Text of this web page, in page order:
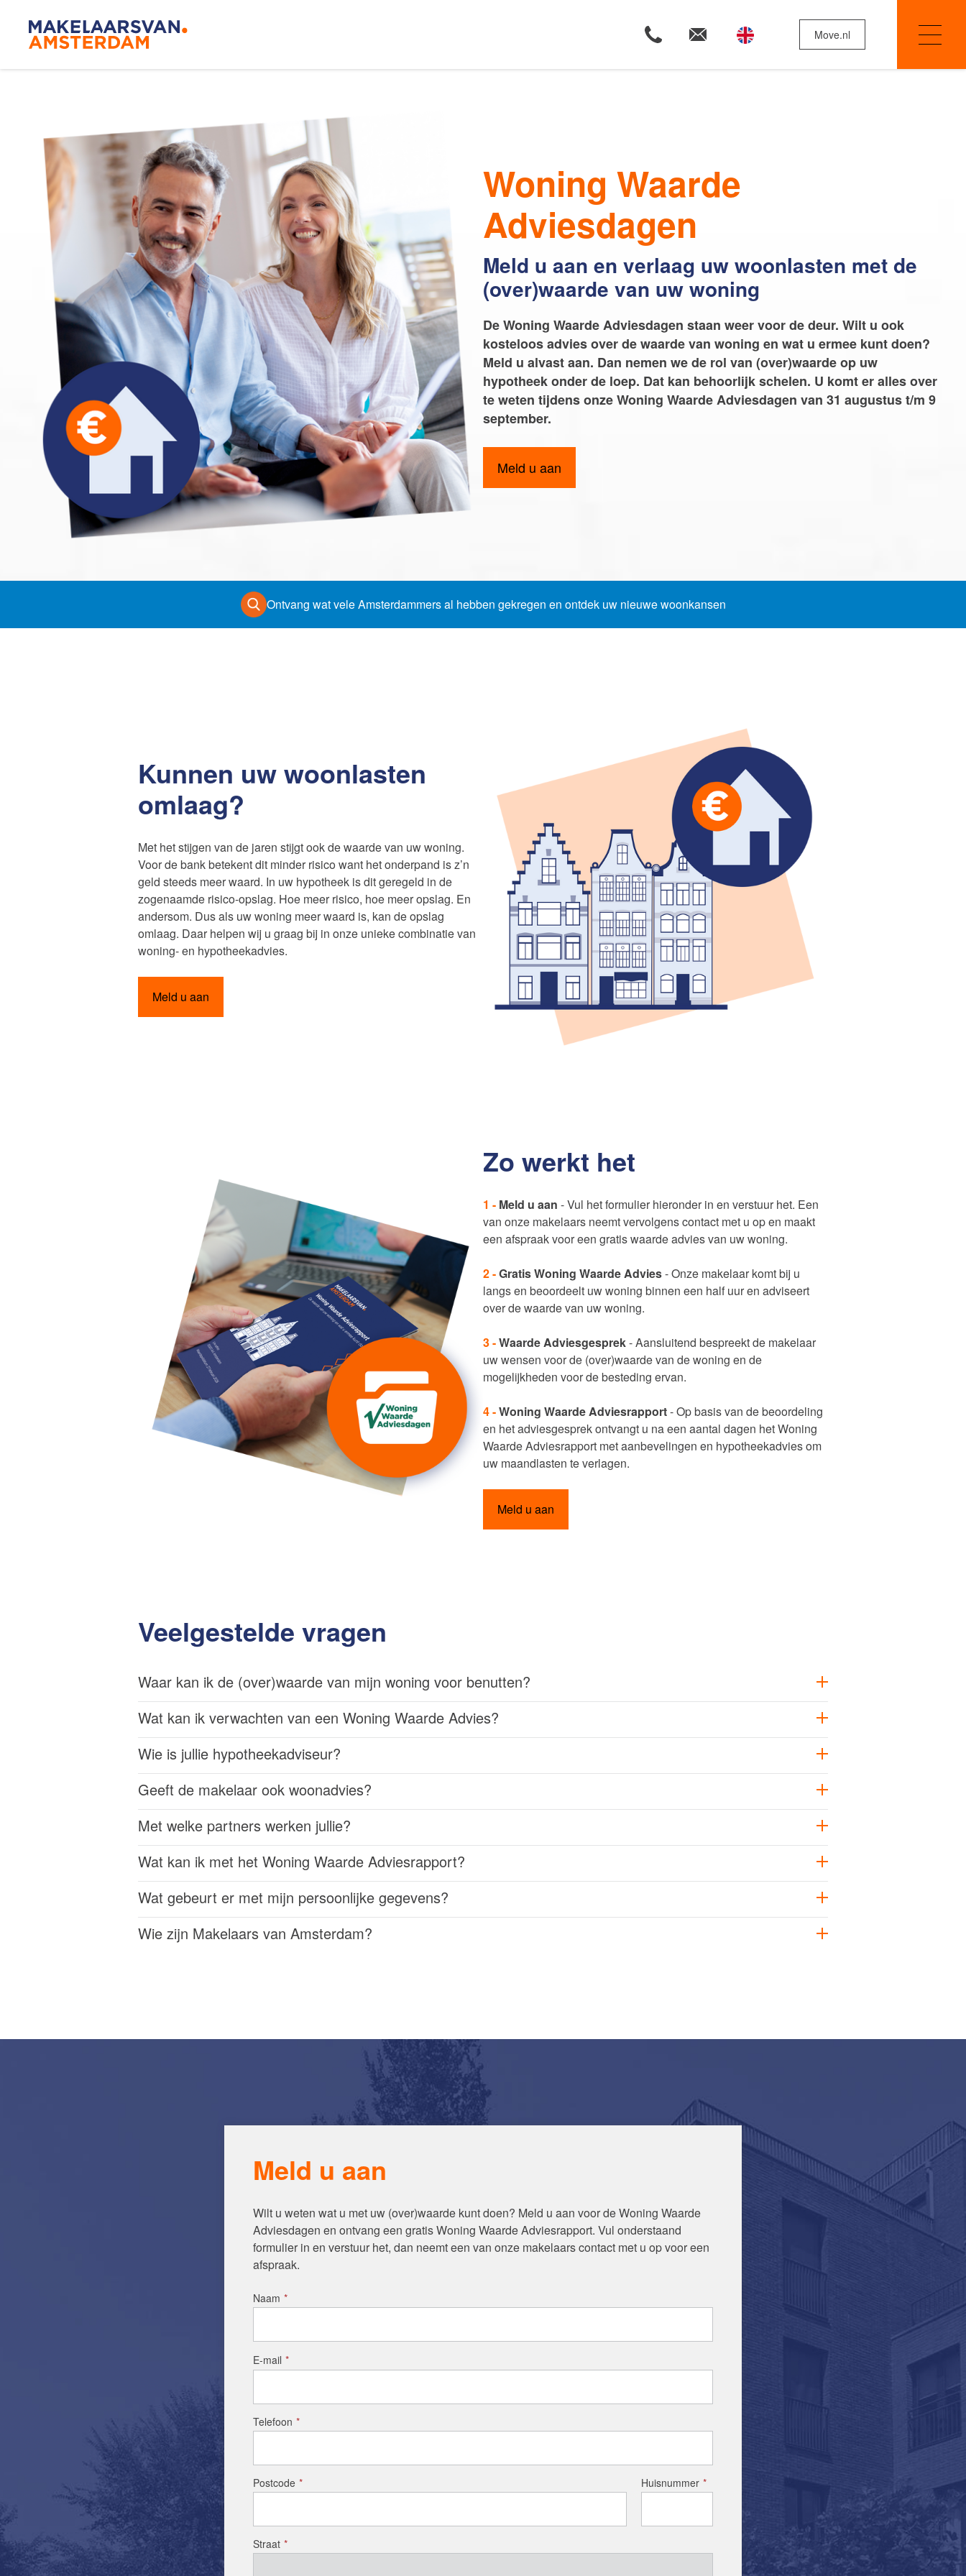
Move.nl
Onze makelaars Onze expertises Huis verkopen
Huis kopen Uw huis verhuren Onze diensten
Contact Word jij onze nieuwe makelaar? Woning Waarde Adviesdagen
De waarde van uw woning
De Amsterdamse
woningmarkt
verandert
Lees de blog van
Redactie Makelaars
van Amsterdam
Woning Waarde
Adviesdagen
Meld u aan en verlaag uw woonlasten met de
(over)waarde van uw woning
De Woning Waarde Adviesdagen staan weer voor de deur. Wilt u ook
kosteloos advies over de waarde van woning en wat u ermee kunt doen?
Meld u alvast aan. Dan nemen we de rol van (over)waarde op uw
hypotheek onder de loep. Dat kan behoorlijk schelen. U komt er alles over
te weten tijdens onze Woning Waarde Adviesdagen van 31 augustus t/m 9
september.
Meld u aan
Ontvang wat vele Amsterdammers al hebben gekregen en ontdek uw nieuwe woonkansen
Kunnen uw woonlasten
omlaag?
Met het stijgen van de jaren stijgt ook de waarde van uw woning.
Voor de bank betekent dit minder risico want het onderpand is z’n
geld steeds meer waard. In uw hypotheek is dit geregeld in de
zogenaamde risico-opslag. Hoe meer risico, hoe meer opslag. En
andersom. Dus als uw woning meer waard is, kan de opslag
omlaag. Daar helpen wij u graag bij in onze unieke combinatie van
woning- en hypotheekadvies.
Meld u aan
Zo werkt het
1 - Meld u aan - Vul het formulier hieronder in en verstuur het. Een
van onze makelaars neemt vervolgens contact met u op en maakt
een afspraak voor een gratis waarde advies van uw woning.
2 -Gratis Woning Waarde Advies- Onze makelaar komt bij u
langs en beoordeelt uw woning binnen een half uur en adviseert
over de waarde van uw woning.
3 -Waarde Adviesgesprek- Aansluitend bespreekt de makelaar
uw wensen voor de (over)waarde van de woning en de
mogelijkheden voor de besteding ervan.
4 -Woning Waarde Adviesrapport- Op basis van de beoordeling
en het adviesgesprek ontvangt u na een aantal dagen het Woning
Waarde Adviesrapport met aanbevelingen en hypotheekadvies om
uw maandlasten te verlagen.
Meld u aan
Veelgestelde vragen
Waar kan ik de (over)waarde van mijn woning voor benutten?
Wat kan ik verwachten van een Woning Waarde Advies?
Wie is jullie hypotheekadviseur?
Geeft de makelaar ook woonadvies?
Met welke partners werken jullie?
Wat kan ik met het Woning Waarde Adviesrapport?
Wat gebeurt er met mijn persoonlijke gegevens?
Wie zijn Makelaars van Amsterdam?
Meld u aan
Wilt u weten wat u met uw (over)waarde kunt doen? Meld u aan voor de Woning Waarde
Adviesdagen en ontvang een gratis Woning Waarde Adviesrapport. Vul onderstaand
formulier in en verstuur het, dan neemt een van onze makelaars contact met u op voor een
afspraak.
Naam *
E-mail *
Telefoon *
Postcode * Huisnummer *
Straat *